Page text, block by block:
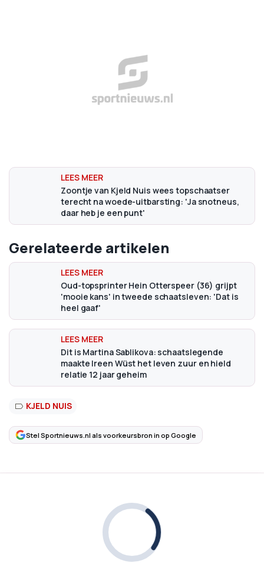
Zoontje van Kjeld Nuis wees topschaatser
terecht na woede-uitbarsting: 'Ja snotneus,
daar heb je een punt'
Gerelateerde artikelen
Oud-topsprinter Hein Otterspeer (36) grijpt
'mooie kans' in tweede schaatsleven: 'Dat is
heel gaaf'
Dit is Martina Sablikova: schaatslegende
maakte Ireen Wüst het leven zuur en hield
relatie 12 jaar geheim
KJELD NUIS
Stel Sportnieuws.nl als voorkeursbron in op Google